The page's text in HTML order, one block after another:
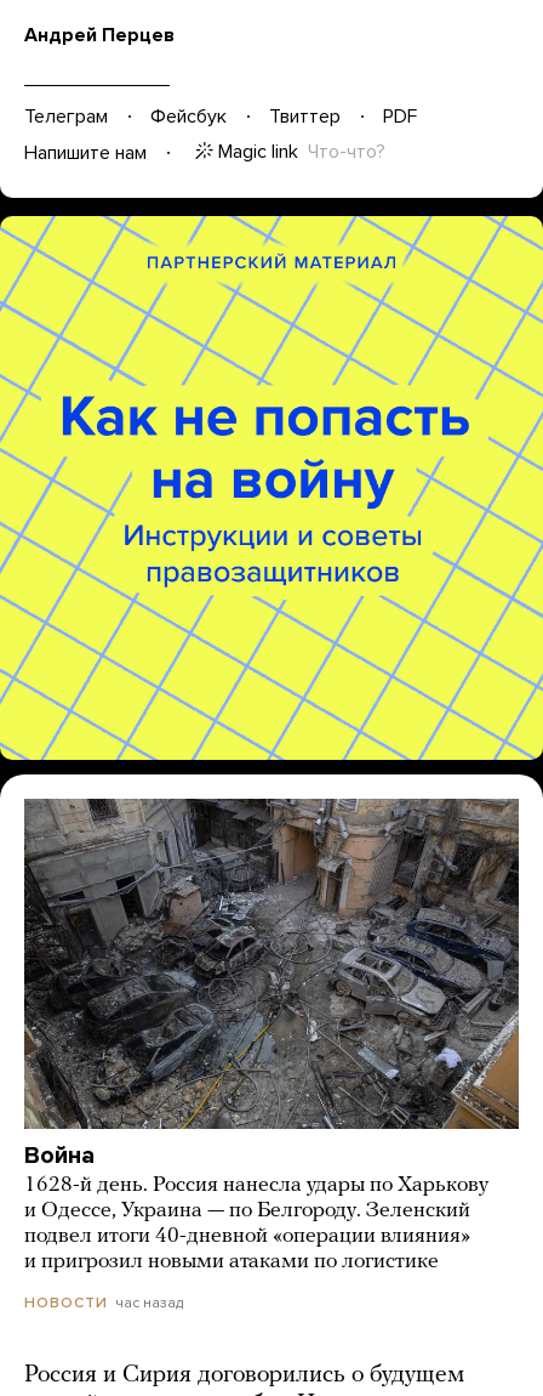
Андрей Перцев
Телеграм Фейсбук Твиттер
PDF
Напишите нам
Magic link Что-что?
Война
1628-й день. Россия нанесла удары по Харькову
и Одессе, Украина — по Белгороду. Зеленский
подвел итоги 40-дневной «операции влияния»
и пригрозил новыми атаками по логистике
НОВОСТИ час назад
Россия и Сирия договорились о будущем